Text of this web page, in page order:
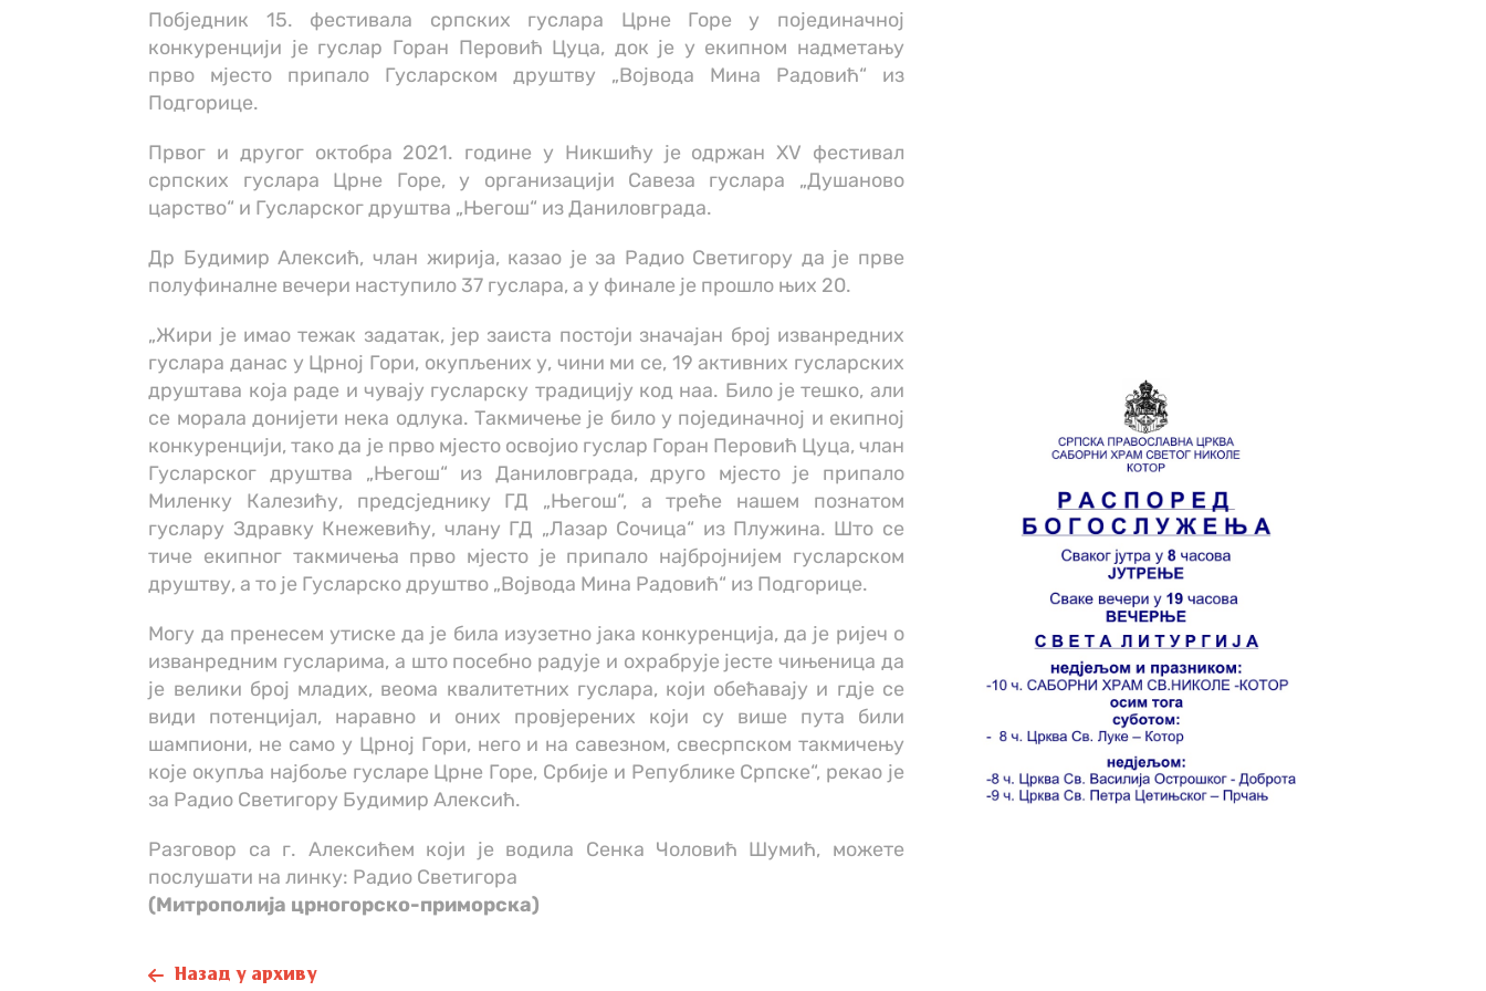
Побједник 15. фестивала српских гуслара Црне Горе у појединачној
конкуренцији је гуслар Горан Перовић Цуца, док је у екипном надметању
прво мјесто припало Гусларском друштву „Војвода Мина Радовић“ из
Подгорице.
Првог и другог октобра 2021. године у Никшићу је одржан XV фестивал
српских гуслара Црне Горе, у организацији Савеза гуслара „Душаново
царство“ и Гусларског друштва „Његош“ из Даниловграда.
Др Будимир Алексић, члан жирија, казао је за Радио Светигору да је прве
полуфиналне вечери наступило 37 гуслара, а у финале је прошло њих 20.
„Жири је имао тежак задатак, јер заиста постоји значајан број изванредних
гуслара данас у Црној Гори, окупљених у, чини ми се, 19 активних гусларских
друштава која раде и чувају гусларску традицију код наа. Било је тешко, али
се морала донијети нека одлука. Такмичење је било у појединачној и екипној
конкуренцији, тако да је прво мјесто освојио гуслар Горан Перовић Цуца, члан
Гусларског друштва „Његош“ из Даниловграда, друго мјесто је припало
Миленку Калезићу, предсједнику ГД „Његош“, а треће нашем познатом
гуслару Здравку Кнежевићу, члану ГД „Лазар Сочица“ из Плужина. Што се
тиче екипног такмичења прво мјесто је припало најбројнијем гусларском
друштву, а то је Гусларско друштво „Војвода Мина Радовић“ из Подгорице.
Могу да пренесем утиске да је била изузетно јака конкуренција, да је ријеч о
изванредним гусларима, а што посебно радује и охрабрује јесте чињеница да
је велики број младих, веома квалитетних гуслара, који обећавају и гдје се
види потенцијал, наравно и оних провјерених који су више пута били
шампиони, не само у Црној Гори, него и на савезном, свесрпском такмичењу
које окупља најбоље гусларе Црне Горе, Србије и Републике Српске“, рекао је
за Радио Светигору Будимир Алексић.
Разговор са г. Алексићем који је водила Сенка Чоловић Шумић, можете
послушати на линку: Радио Светигора
(Митрополија црногорско-приморска)
Назад у архиву